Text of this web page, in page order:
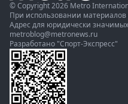
© Copyright 2026 Metro
При использовании материалов
Адрес для юридически
metroblog@metronews.ru
Разработано "Спорт-Экспресс"